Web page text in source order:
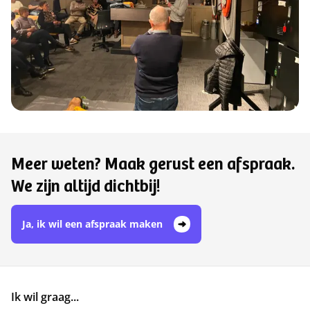
Meer weten? Maak gerust een afspraak.
We zijn altijd dichtbij!
Ja, ik wil een afspraak maken
Ik wil graag...